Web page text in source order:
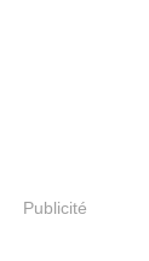
Publicité